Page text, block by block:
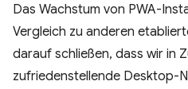
Das Wachstum von PWA-
Vergleich zu anderen
darauf schließen, dass wir in
zufriedenstellende Desktop-